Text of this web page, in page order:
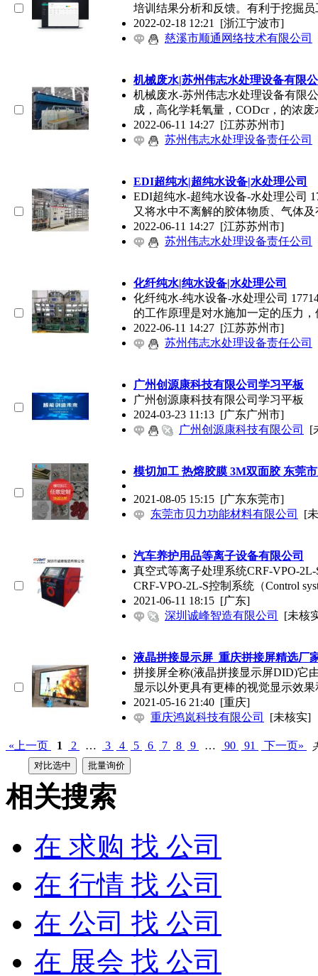
培训结果分析和反馈。有利于挖掘员
2022-02-18 12:21 [浙江宁波市]
慈溪市顺通网络技术有限公司
机械废水|苏州伟志水处理设备有限
机械废水-苏州伟志水处理设备有限
成，高化学耗氧量，CODcr，的浓废
2022-06-11 14:27 [江苏苏州市]
苏州伟志水处理设备责任公司
EDI超纯水|超纯水设备|水处理公司
EDI超纯水-超纯水设备-水处理公司
又将水中不离解的胶体物质、气体及
2022-06-11 14:27 [江苏苏州市]
苏州伟志水处理设备责任公司
化纤纯水|纯水设备|水处理公司
化纤纯水-纯水设备-水处理公司
的工作原理是对水施加一定的压力，
2022-06-11 14:27 [江苏苏州市]
苏州伟志水处理设备责任公司
广州创源康科技有限公司 学习平板
广州创源康科技有限公司 学习平板
2024-03-23 11:13 [广东广州市]
广州创源康科技有限公司
[
模切加工 热熔胶膜 3M双面胶 东莞
2021-08-05 15:15 [广东东莞市]
东莞市贝力功能材料有限公司
[
汽车养护用品等离子设备有限公司
真空式等离子处理系统CRF-VPO-
CRF-VPO-2L-S控制系统（Control
2021-06-11 18:15 [广东]
深圳诚峰智造有限公司
[未核
液晶拼接显示屏_重庆拼接屏精选厂
拼接屏全称(液晶拼接显示屏DID)它
显示以外更具有更棒的视觉显示效果
2021-05-16 21:40 [重庆]
重庆鸿岚科技有限公司
[未核实]
«上一页 1 2 … 3 4 5 6 7 8 9 … 90 91 下一页»
相关搜索
在 求购 找 公司
在 行情 找 公司
在 公司 找 公司
在 展会 找 公司